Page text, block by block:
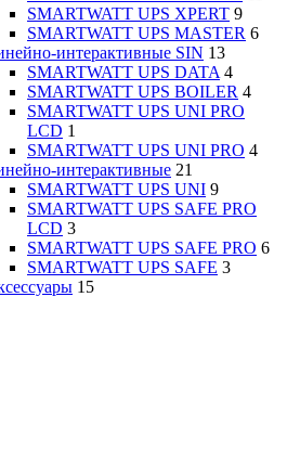
SMARTWATT UPS XPERT 9
SMARTWATT UPS MASTER 6
интерактивные SIN 13
SMARTWATT UPS DATA 4
SMARTWATT UPS BOILER 4
SMARTWATT UPS UNI PRO
LCD 1
SMARTWATT UPS UNI PRO 4
интерактивные 21
SMARTWATT UPS UNI 9
SMARTWATT UPS SAFE PRO
LCD 3
SMARTWATT UPS SAFE PRO 6
SMARTWATT UPS SAFE 3
15